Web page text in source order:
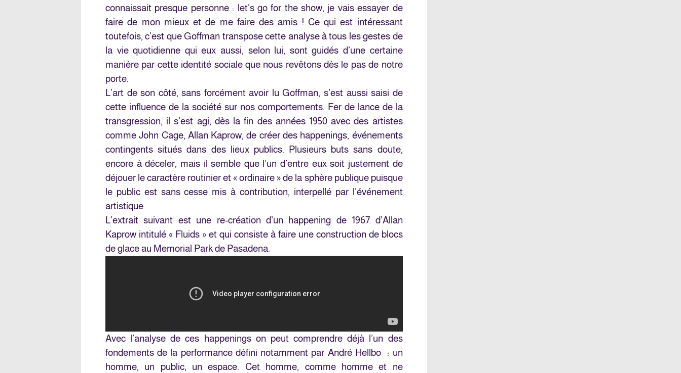
connaissait presque personne : let’s go for the show, je vais essayer de
faire de mon mieux et de me faire des amis ! Ce qui est intéressant
toutefois, c’est que Goffman transpose cette analyse à tous les gestes de
la vie quotidienne qui eux aussi, selon lui, sont guidés d’une certaine
manière par cette identité sociale que nous revêtons dès le pas de notre
porte.
L’art de son côté, sans forcément avoir lu Goffman, s’est aussi saisi de
cette influence de la société sur nos comportements. Fer de lance de la
transgression, il s’est agi, dès la fin des années 1950 avec des artistes
comme John Cage, Allan Kaprow, de créer des happenings, événements
contingents situés dans des lieux publics. Plusieurs buts sans doute,
encore à déceler, mais il semble que l’un d’entre eux soit justement de
déjouer le caractère routinier et « ordinaire » de la sphère publique puisque
le public est sans cesse mis à contribution, interpellé par l’événement
artistique
L’extrait suivant est une re-création d’un happening de 1967 d’Allan
Kaprow intitulé « Fluids » et qui consiste à faire une construction de blocs
de glace au Memorial Park de Pasadena.
Avec l’analyse de ces happenings on peut comprendre déjà l’un des
fondements de la performance défini notamment par André Hellbo : un
homme, un public, un espace. Cet homme, comme homme et ne